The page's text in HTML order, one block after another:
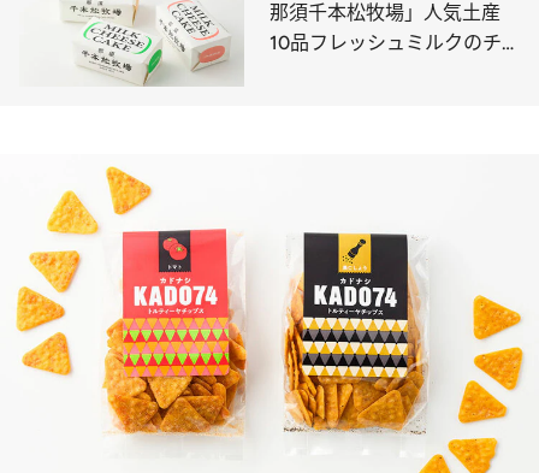
那須千本松牧場」人気土産
10品フレッシュミルクのチ